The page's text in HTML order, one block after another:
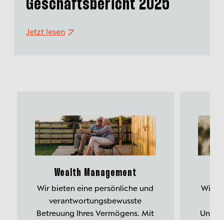
Geschäftsbericht 2025
Jetzt lesen
Wealth Management
Wir bieten eine persönliche und
verantwortungsbewusste
Betreuung Ihres Vermögens. Mit
Wir